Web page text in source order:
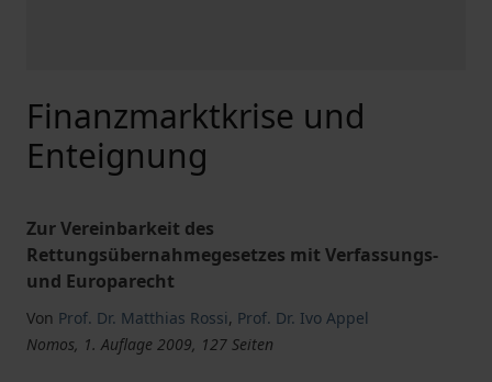
Finanzmarktkrise und
Enteignung
Zur Vereinbarkeit des
Rettungsübernahmegesetzes mit Verfassungs-
und Europarecht
Von Prof. Dr. Matthias Rossi, Prof. Dr. Ivo Appel
Nomos, 1. Auflage 2009, 127 Seiten